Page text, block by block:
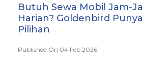
Butuh Sewa Mobil Jam-
Harian? Goldenbird
Pilihan
Published On 04 Feb 2026